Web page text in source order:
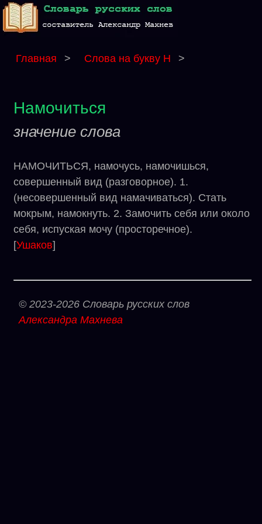
Главная > Слова на букву Н >
Намочиться
значение слова
НАМОЧИТЬСЯ, намочусь, намочишься,
совершенный вид (разговорное). 1.
(несовершенный вид намачиваться). Стать
мокрым, намокнуть. 2. Замочить себя или около
себя, испуская мочу (просторечное).
[Ушаков]
© 2023-2026 Словарь русских слов
Александра Махнева